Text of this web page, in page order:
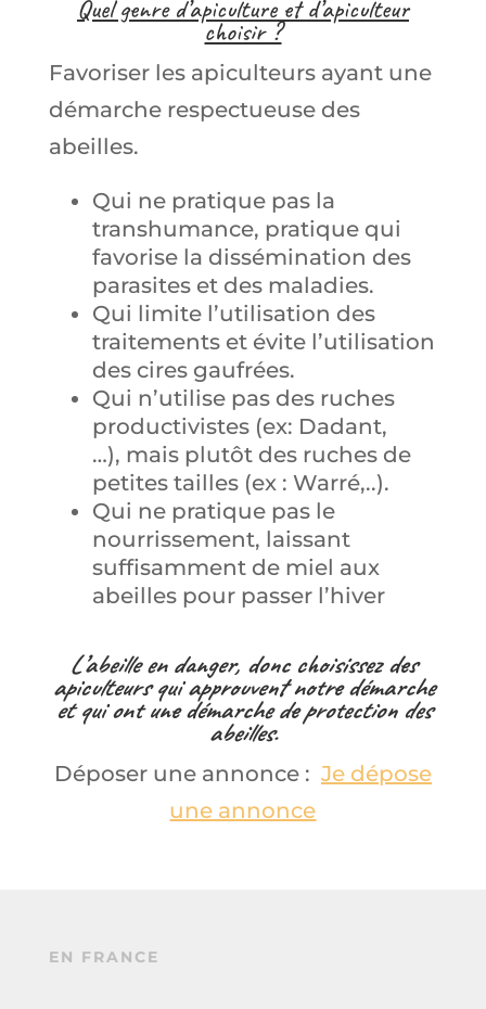
Quel genre d’apiculture et d’apiculteur
choisir ?
Favoriser les apiculteurs ayant une
démarche respectueuse des
abeilles.
Qui ne pratique pas la
transhumance, pratique qui
favorise la dissémination des
parasites et des maladies.
Qui limite l’utilisation des
traitements et évite l’utilisation
des cires gaufrées.
Qui n’utilise pas des ruches
productivistes (ex: Dadant,
…), mais plutôt des ruches de
petites tailles (ex : Warré,..).
Qui ne pratique pas le
nourrissement, laissant
suffisamment de miel aux
abeilles pour passer l’hiver
L’abeille en danger, donc choisissez des
apiculteurs qui approuvent notre démarche
etquiont une démarche de protection des
abeilles.
Déposer une annonce : Je dépose
une annonce
EN FRANCE